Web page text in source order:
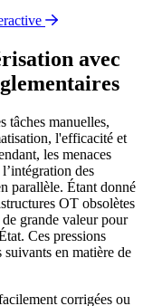
avec
tâches manuelles,
l'efficacité et
les menaces
des
parallèle. Étant donné
OT obsolètes
grande valeur pour
Ces pressions
en matière de
corrigées ou